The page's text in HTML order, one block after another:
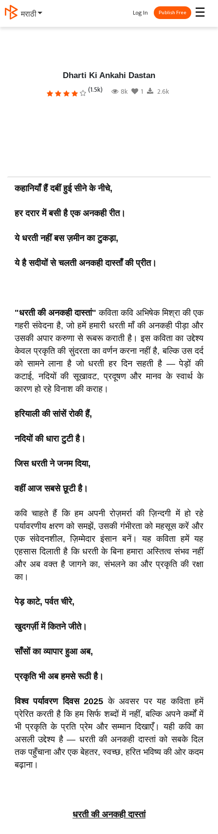
मराठी ☰
Log In Publish Free
Dharti Ki Ankahi Dastan
(1.5k) 8k 1 2.6k
कहानियाँ हैं दबीं हुई सीने के नीचे,
हर दरार में बसी है एक अनकही रीत।
ये धरती नहीं बस ज़मीन का टुकड़ा,
ये है सदीयों से चलती अनकही दास्ताँ की प्रीत।
"धरती की अनकही दास्तां" कविता कवि अभिषेक मिश्रा की एक
गहरी संवेदना है, जो हमें हमारी धरती माँ की अनकही पीड़ा और
उसकी अपार करुणा से रूबरू कराती है। इस कविता का उद्देश्य
केवल प्रकृति की सुंदरता का वर्णन करना नहीं है, बल्कि उस दर्द
को सामने लाना है जो धरती हर दिन सहती है — पेड़ों की
कटाई, नदियों की सूखावट, प्रदूषण और मानव के स्वार्थ के
कारण हो रहे विनाश की कराह।
हरियाली की सांसें रोकी हैं,
नदियों की धारा टुटी है।
जिस धरती ने जनम दिया,
वहीं आज सबसे छूटी है।
कवि चाहते हैं कि हम अपनी रोज़मर्रा की ज़िन्दगी में हो रहे
पर्यावरणीय क्षरण को समझें, उसकी गंभीरता को महसूस करें और
एक संवेदनशील, ज़िम्मेदार इंसान बनें। यह कविता हमें यह
एहसास दिलाती है कि धरती के बिना हमारा अस्तित्व संभव नहीं
और अब वक्त है जागने का, संभलने का और प्रकृति की रक्षा
का।
पेड़ काटे, पर्वत चीरे,
खुदगर्ज़ी में कितने जीते।
साँसों का व्यापार हुआ अब,
प्रकृति भी अब हमसे रूठी है।
विश्व पर्यावरण दिवस 2025 के अवसर पर यह कविता हमें
प्रेरित करती है कि हम सिर्फ शब्दों में नहीं, बल्कि अपने कर्मों में
भी प्रकृति के प्रति प्रेम और सम्मान दिखाएँ। यही कवि का
असली उद्देश्य है — धरती की अनकही दास्तां को सबके दिल
तक पहुँचाना और एक बेहतर, स्वच्छ, हरित भविष्य की ओर कदम
बढ़ाना।
धरती की अनकही दास्तां